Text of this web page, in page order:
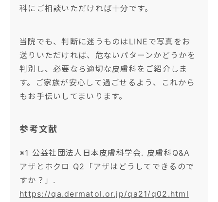
科にご相談いただければ十分です。
当院でも、判断に迷うものはLINEで写真をお
送りいただければ、危ないパターンかどうかを
判別し、必要なら適切な皮膚科をご紹介しま
す。ご家族が安心して過ごせるよう、これから
もお手伝いしてまいります。
参考文献
※1 公益社団法人日本皮膚科学会. 皮膚科Q&A
アザとホクロ Q2「アザはどうしてできるので
すか？」.
https://qa.dermatol.or.jp/qa21/q02.html